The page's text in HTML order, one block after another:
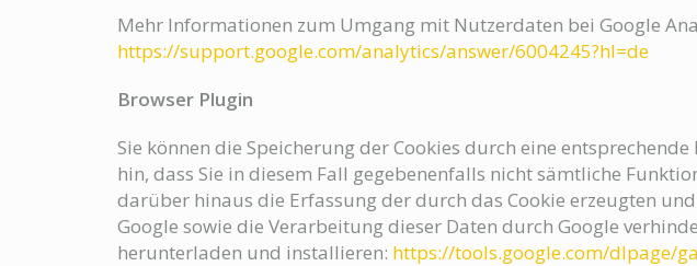
Mehr Informationen zum Umgang mit Nutzerdaten bei Google
https://support.google.com/analytics/answer/6004245?hl=de
Browser Plugin
Sie können die Speicherung der Cookies durch eine
hin, dass Sie in diesem Fall gegebenenfalls nicht sämtliche
darüber hinaus die Erfassung der durch das Cookie erzeugten
Google sowie die Verarbeitung dieser Daten durch Google
herunterladen und installieren: https://tools.google.com/dlpage/